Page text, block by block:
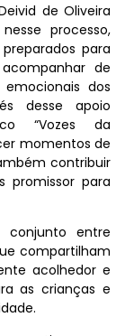
de Oliveira
processo,
para
de
dos
desse apoio
“Vozes da
momentos de
contribuir
para
entre
compartilham
acolhedor e
as crianças e